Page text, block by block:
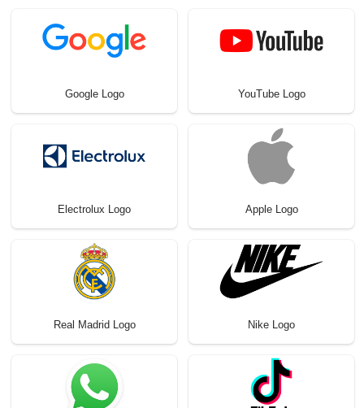
Google Logo YouTube Logo
Electrolux Logo Apple Logo
Real Madrid Logo Nike Logo